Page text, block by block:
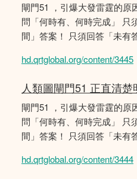
閘門51 ，引爆大發雷霆的原
問「何時有、何時完成」 只
間」答案！ 只須回答「未有
hd.qrtglobal.org/content/3445
人類圖閘門51 正直清
閘門51 ，引爆大發雷霆的原
問「何時有、何時完成」 只
間」答案！ 只須回答「未有
hd.qrtglobal.org/content/3444